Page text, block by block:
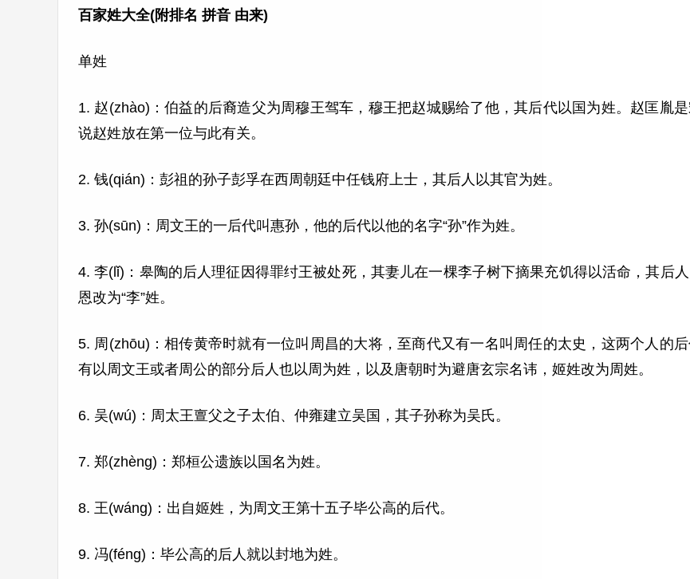
百家姓大全(附排名 拼音 由来)
单姓
1. 赵(zhào)：伯益的后裔造父为周穆王驾车，穆王把赵城赐给了他，其后代以国为姓。赵匡胤
说赵姓放在第一位与此有关。
2. 钱(qián)：彭祖的孙子彭孚在西周朝廷中任钱府上士，其后人以其官为姓。
3. 孙(sūn)：周文王的一后代叫惠孙，他的后代以他的名字“孙”作为姓。
4. 李(lǐ)：皋陶的后人理征因得罪纣王被处死，其妻儿在一棵李子树下摘果充饥得以活命，其后
恩改为“李”姓。
5. 周(zhōu)：相传黄帝时就有一位叫周昌的大将，至商代又有一名叫周任的太史，这两个人的
有以周文王或者周公的部分后人也以周为姓，以及唐朝时为避唐玄宗名讳，姬姓改为周姓。
6. 吴(wú)：周太王亶父之子太伯、仲雍建立吴国，其子孙称为吴氏。
7. 郑(zhèng)：郑桓公遗族以国名为姓。
8. 王(wáng)：出自姬姓，为周文王第十五子毕公高的后代。
9. 冯(féng)：毕公高的后人就以封地为姓。